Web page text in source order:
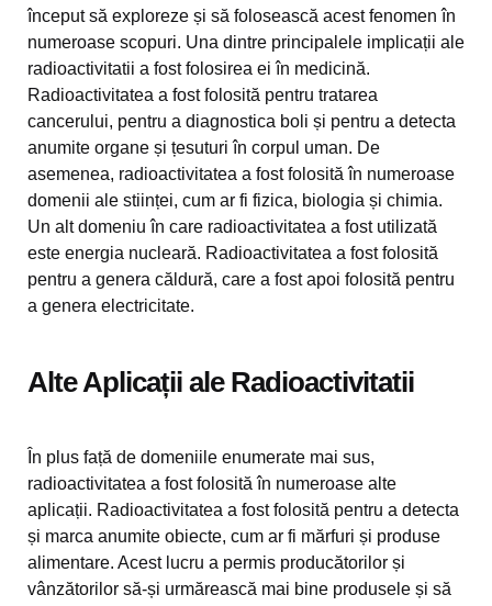
început să exploreze și să folosească acest fenomen în
numeroase scopuri. Una dintre principalele implicații ale
radioactivitatii a fost folosirea ei în medicină.
Radioactivitatea a fost folosită pentru tratarea
cancerului, pentru a diagnostica boli și pentru a detecta
anumite organe și țesuturi în corpul uman. De
asemenea, radioactivitatea a fost folosită în numeroase
domenii ale stiinței, cum ar fi fizica, biologia și chimia.
Un alt domeniu în care radioactivitatea a fost utilizată
este energia nucleară. Radioactivitatea a fost folosită
pentru a genera căldură, care a fost apoi folosită pentru
a genera electricitate.
Alte Aplicații ale Radioactivitatii
În plus față de domeniile enumerate mai sus,
radioactivitatea a fost folosită în numeroase alte
aplicații. Radioactivitatea a fost folosită pentru a detecta
și marca anumite obiecte, cum ar fi mărfuri și produse
alimentare. Acest lucru a permis producătorilor și
vânzătorilor să-și urmărească mai bine produsele și să